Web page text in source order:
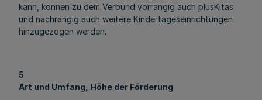
kann, können zu dem Verbund vorrangig auch plusKitas
und nachrangig auch weitere Kindertageseinrichtungen
hinzugezogen werden.
5
Art und Umfang, Höhe der Förderung